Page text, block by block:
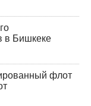
в Бишкеке
флот